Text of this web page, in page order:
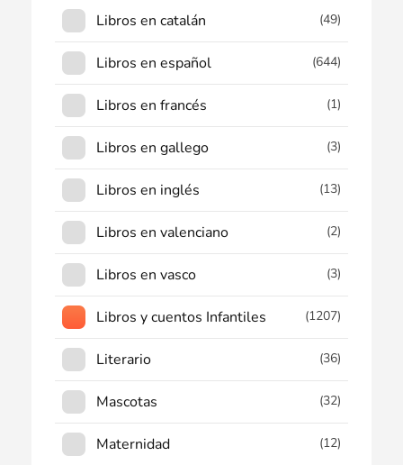
Libros en catalán (49)
Libros en español (644)
Libros en francés (1)
Libros en gallego (3)
Libros en inglés (13)
Libros en valenciano (2)
Libros en vasco (3)
Libros y cuentos Infantiles (1207)
Literario (36)
Mascotas (32)
Maternidad (12)